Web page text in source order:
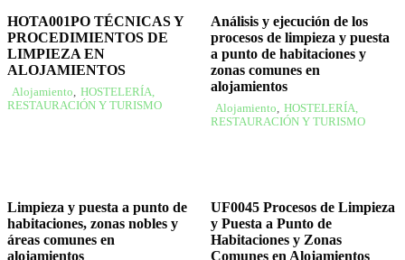
HOTA001PO TÉCNICAS Y
PROCEDIMIENTOS DE
LIMPIEZA EN
ALOJAMIENTOS
Alojamiento
HOSTELERÍA,
RESTAURACIÓN Y TURISMO
Análisis y ejecución de los
procesos de limpieza y puesta
a punto de habitaciones y
zonas comunes en
alojamientos
Alojamiento
HOSTELERÍA,
RESTAURACIÓN Y TURISMO
Limpieza y puesta a punto de
habitaciones, zonas nobles y
áreas comunes en
alojamientos
UF0045 Procesos de Limpieza
y Puesta a Punto de
Habitaciones y Zonas
Comunes en Alojamientos